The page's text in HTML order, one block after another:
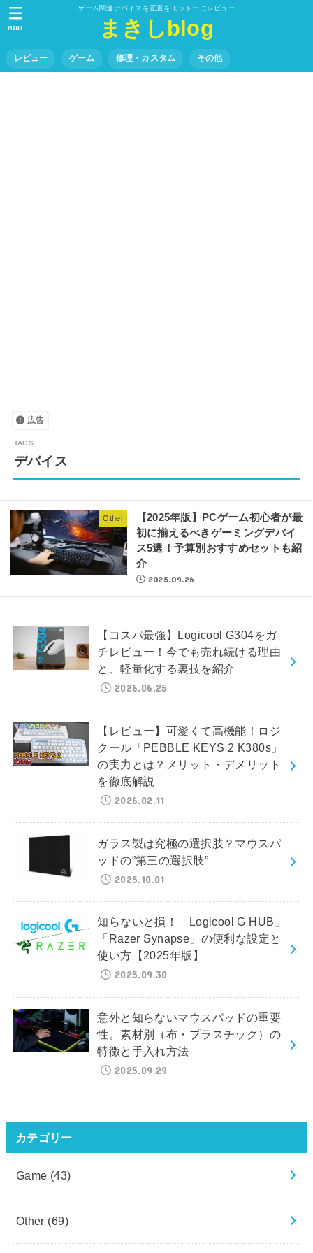
ゲーム関連デバイスを正直をモットーにレビュー
まきしblog
レビュー ゲーム 修理・カスタム その他
MENU
広告
デバイス
Other
【2025年版】PCゲーム初心者が最
初に揃えるべきゲーミングデバイ
ス5選！予算別おすすめセットも紹
介
2025.09.26
【コスパ最強】Logicool G304をガ
チレビュー！今でも売れ続ける理由
と、軽量化する裏技を紹介
2026.06.25
【レビュー】可愛くて高機能！ロジ
クール「PEBBLE KEYS 2 K380s」
の実力とは？メリット・デメリット
を徹底解説
2026.02.11
ガラス製は究極の選択肢？マウスパ
ッドの”第三の選択肢”
2025.10.01
知らないと損！「Logicool G HUB」
「Razer Synapse」の便利な設定と
使い方【2025年版】
2025.09.30
意外と知らないマウスパッドの重要
性。素材別（布・プラスチック）の
特徴と手入れ方法
2025.09.29
カテゴリー
Game (43)
Other (69)